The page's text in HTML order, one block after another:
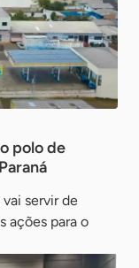
polo de
servir de
ações para o